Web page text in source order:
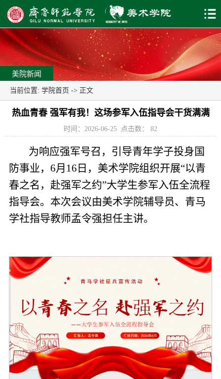
美院新闻
当前位置: 学院首页 -> 正文
热血青春 强军有我！这场参军入伍指导会干货满满
时间：2026-06-25 点击数： 82
为响应强军号召，引导青年学子投身国
防事业，6月16日，美术学院组织开展“以青
春之名，赴强军之约”大学生参军入伍全流程
指导会。本次会议由美术学院辅导员、青马
学社指导教师孟令强担任主讲。